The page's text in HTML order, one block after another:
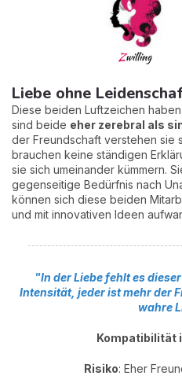
Liebe ohne
Diese beiden Luftzeichen haben
sind beide eher zerebral als
der Freundschaft verstehen sie
brauchen keine ständigen
sie sich umeinander kümmern.
gegenseitige Bedürfnis nach
können sich diese beiden
und mit innovativen Ideen
"In der Liebe fehlt es
Intensität, jeder ist mehr der
wahre
Kompatibilität
Risiko: Eher